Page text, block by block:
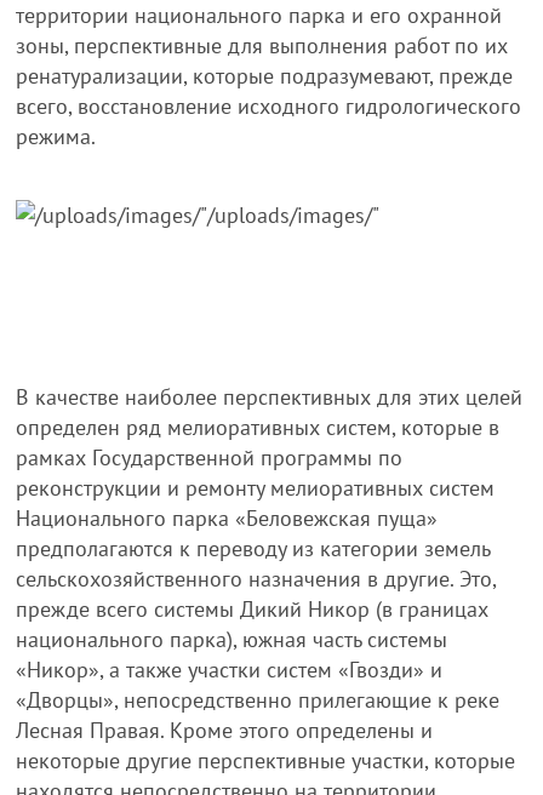
территории национального парка и его охранной
зоны, перспективные для выполнения работ по их
ренатурализации, которые подразумевают, прежде
всего, восстановление исходного гидрологического
режима.
В качестве наиболее перспективных для этих целей
определен ряд мелиоративных систем, которые в
рамках Государственной программы по
реконструкции и ремонту мелиоративных систем
Национального парка «Беловежская пуща»
предполагаются к переводу из категории земель
сельскохозяйственного назначения в другие. Это,
прежде всего системы Дикий Никор (в границах
национального парка), южная часть системы
«Никор», а также участки систем «Гвозди» и
«Дворцы», непосредственно прилегающие к реке
Лесная Правая. Кроме этого определены и
некоторые другие перспективные участки, которые